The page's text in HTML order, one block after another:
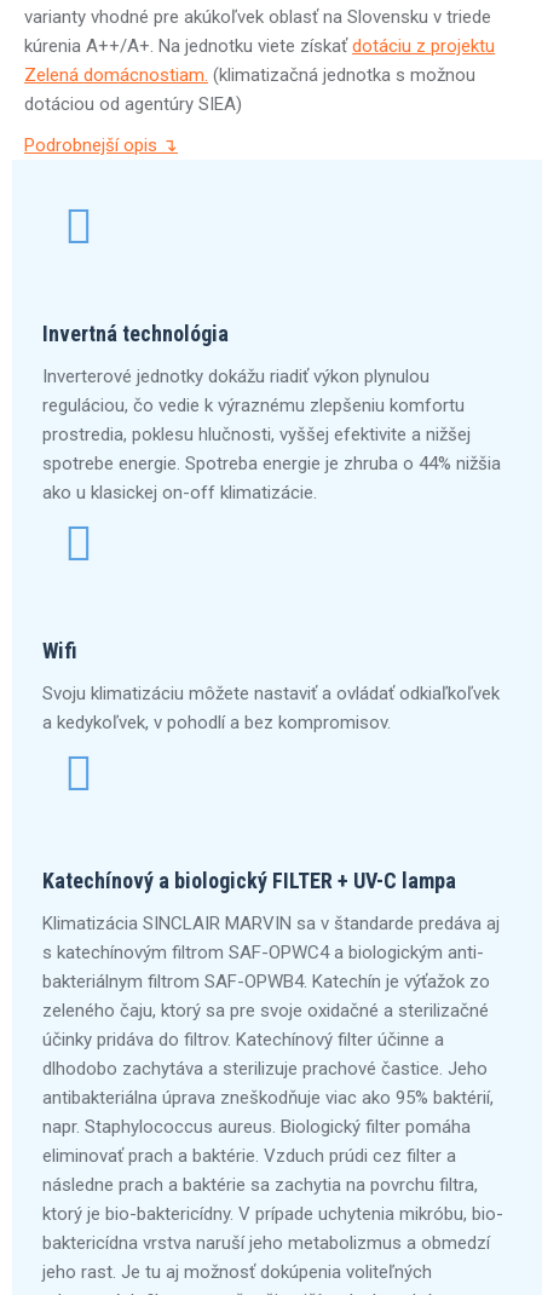
varianty vhodné pre akúkoľvek oblasť na Slovensku v triede
kúrenia A++/A+. Na jednotku viete získaťdotáciu z projektu
Zelená domácnostiam. (klimatizačná jednotka s možnou
dotáciou od agentúry SIEA)
Podrobnejší opis ↴
Invertná technológia
Inverterové jednotky dokážu riadiť výkon plynulou
reguláciou, čo vedie k výraznému zlepšeniu komfortu
prostredia, poklesu hlučnosti, vyššej efektivite a nižšej
spotrebe energie. Spotreba energie je zhruba o 44% nižšia
ako u klasickej on-off klimatizácie.
Wifi
Svoju klimatizáciu môžete nastaviť a ovládať odkiaľkoľvek
a kedykoľvek, v pohodlí a bez kompromisov.
Katechínový a biologický FILTER + UV-C lampa
Klimatizácia SINCLAIR MARVIN sa v štandarde predáva aj
s katechínovým filtrom SAF-OPWC4 a biologickým anti-
bakteriálnym filtrom SAF-OPWB4. Katechín je výťažok zo
zeleného čaju, ktorý sa pre svoje oxidačné a sterilizačné
účinky pridáva do filtrov. Katechínový filter účinne a
dlhodobo zachytáva a sterilizuje prachové častice. Jeho
antibakteriálna úprava zneškodňuje viac ako 95% baktérií,
napr. Staphylococcus aureus. Biologický filter pomáha
eliminovať prach a baktérie. Vzduch prúdi cez filter a
následne prach a baktérie sa zachytia na povrchu filtra,
ktorý je bio-baktericídny. V prípade uchytenia mikróbu, bio-
baktericídna vrstva naruší jeho metabolizmus a obmedzí
jeho rast. Je tu aj možnosť dokúpenia voliteľných